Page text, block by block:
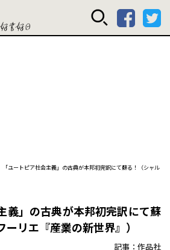
じんぶん堂
「ユートピア社会主義」の古典が本邦初完訳にて蘇る！（シャル
義」の古典が本邦初完訳にて蘇
リエ『産業の新世界』）
記事：作品社